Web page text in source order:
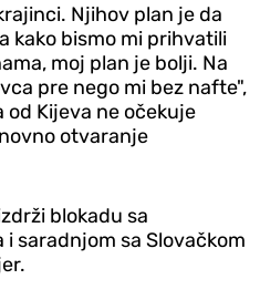
Njihov plan je da
kako bismo mi prihvatili
moj plan je bolji. Na
pre nego mi bez nafte",
od Kijeva ne očekuje
otvaranje
blokadu sa
saradnjom sa Slovačkom